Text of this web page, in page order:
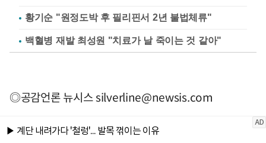
황기순 "원정도박 후 필리핀서 2년 불법체류"
백혈병 재발 최성원 "치료가 날 죽이는 것 같아"
◎공감언론 뉴시스silverline@newsis.com